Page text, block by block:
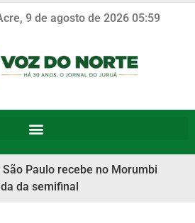
9 de agosto de 2026 05:59
Paulo recebe no Morumbi
da semifinal